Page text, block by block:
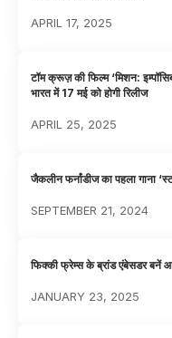
APRIL 17, 2025
टॉम क्रूज़ की फिल्म ‘मिशन:
भारत में 17 मई को होगी रिलीज
APRIL 25, 2025
जैकलीन फर्नांडीज का पहला गाना
SEPTEMBER 21, 2024
फिक्की फ्रेम्स के ब्रांड एंबेसडर बनें
JANUARY 23, 2025